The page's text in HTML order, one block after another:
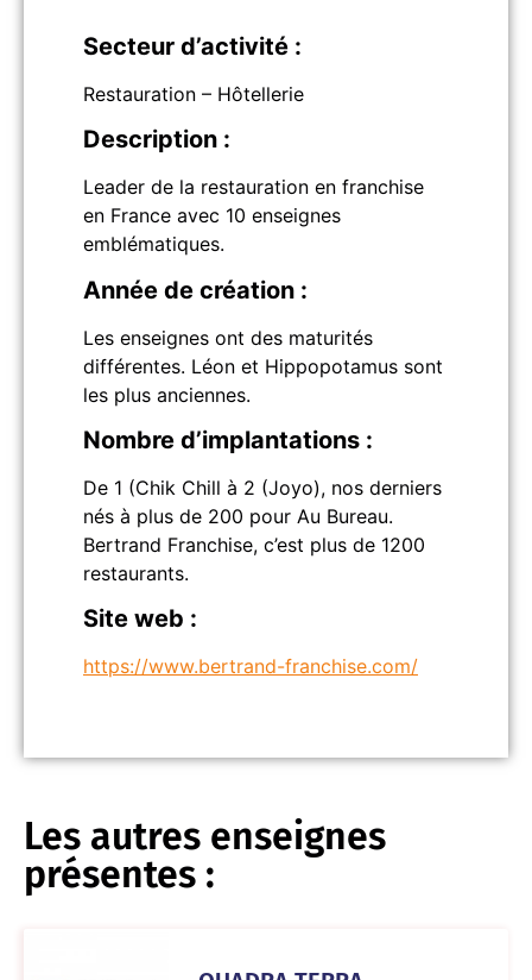
Secteur d’activité :
Restauration – Hôtellerie
Description :
Leader de la restauration en franchise
en France avec 10 enseignes
emblématiques.
Année de création :
Les enseignes ont des maturités
différentes. Léon et Hippopotamus sont
les plus anciennes.
Nombre d’implantations :
De 1 (Chik Chill à 2 (Joyo), nos derniers
nés à plus de 200 pour Au Bureau.
Bertrand Franchise, c’est plus de 1200
restaurants.
Site web :
https://www.bertrand-franchise.com/
Les autres enseignes
présentes :